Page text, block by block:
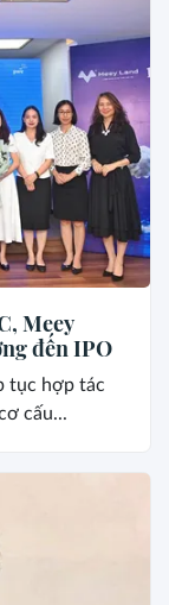
Meey
đến IPO
tục hợp tác
cấu...